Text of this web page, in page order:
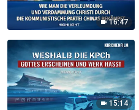
16:47
15:14